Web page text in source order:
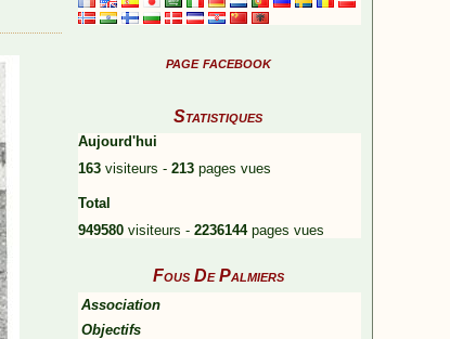
page facebook
Statistiques
Aujourd'hui
163 visiteurs - 213 pages vues
Total
949580 visiteurs - 2236144pages vues
Fous De Palmiers
Association
Objectifs